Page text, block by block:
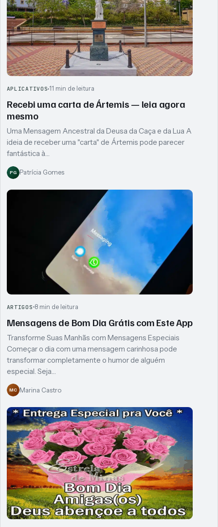
APLICATIVOS 11 min de leitura
Recebi uma carta de Ártemis — leia agora
mesmo
Uma Mensagem Ancestral da Deusa da Caça e da Lua A
ideia de receber uma "carta" de Ártemis pode parecer
fantástica à…
PG Patrícia Gomes
ARTIGOS 8 min de leitura
Mensagens de Bom Dia Grátis com Este App
Transforme Suas Manhãs com Mensagens Especiais
Começar o dia com uma mensagem carinhosa pode
transformar completamente o humor de alguém
especial. Seja…
MC Marina Castro